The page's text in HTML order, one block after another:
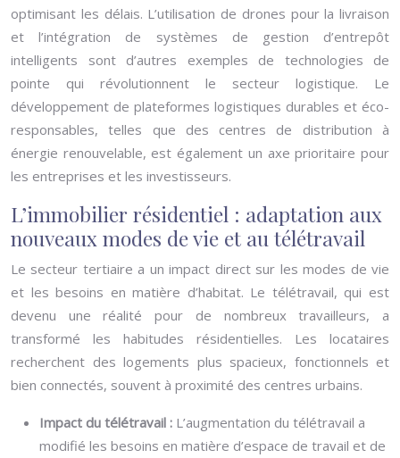
optimisant les délais. L’utilisation de drones pour la livraison
et l’intégration de systèmes de gestion d’entrepôt
intelligents sont d’autres exemples de technologies de
pointe qui révolutionnent le secteur logistique. Le
développement de plateformes logistiques durables et éco-
responsables, telles que des centres de distribution à
énergie renouvelable, est également un axe prioritaire pour
les entreprises et les investisseurs.
L’immobilier résidentiel : adaptation aux
nouveaux modes de vie et au télétravail
Le secteur tertiaire a un impact direct sur les modes de vie
et les besoins en matière d’habitat. Le télétravail, qui est
devenu une réalité pour de nombreux travailleurs, a
transformé les habitudes résidentielles. Les locataires
recherchent des logements plus spacieux, fonctionnels et
bien connectés, souvent à proximité des centres urbains.
Impact du télétravail : L’augmentation du télétravail a
modifié les besoins en matière d’espace de travail et de